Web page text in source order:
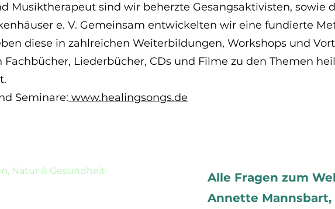
Musiktherapeut sind wir beherzte Gesangsaktivisten, sowie
e. V. Gemeinsam entwickelten wir eine fundierte
diese in zahlreichen Weiterbildungen, Workshops und
Liederbücher, CDs und Filme zu den Themen
Seminare: www.healingsongs.de
Natur & Gesundheit
Alle Fragen zum
Annette Mannsbart,